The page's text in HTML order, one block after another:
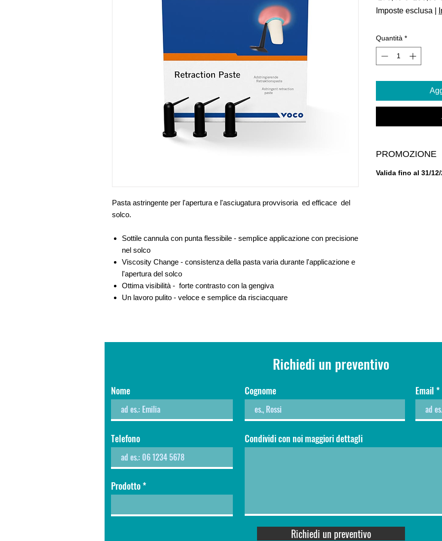
Pasta astringente per l'apertura e l'asciugatura provvisoria ed efficace del
solco.
Sottile cannula con punta flessibile - semplice applicazione con precisione
nel solco
Viscosity Change - consistenza della pasta varia durante l'applicazione e
l'apertura del solco
Ottima visibilità - forte contrasto con la gengiva
Un lavoro pulito - veloce e semplice da risciacquare
regolare
Imposte esclusa
Quantità *
PROMOZIONE
Valida fino al 31/12/
Richiedi un preventivo
Nome Cognome Email
Telefono
Prodotto
Condividi con noi maggiori dettagli
Richiedi un preventivo